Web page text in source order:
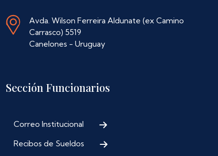
Avda. Wilson Ferreira Aldunate (ex Camino
Carrasco) 5519
Canelones - Uruguay
Sección Funcionarios
Correo Institucional
Recibos de Sueldos